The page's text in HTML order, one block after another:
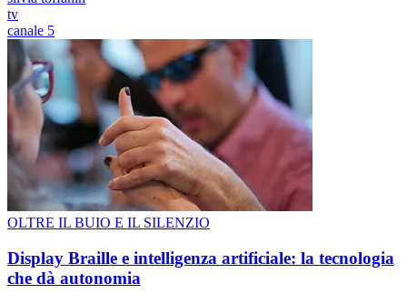
tv
canale 5
OLTRE IL BUIO E IL SILENZIO
Display Braille e intelligenza artificiale: la tecnologia
che dà autonomia